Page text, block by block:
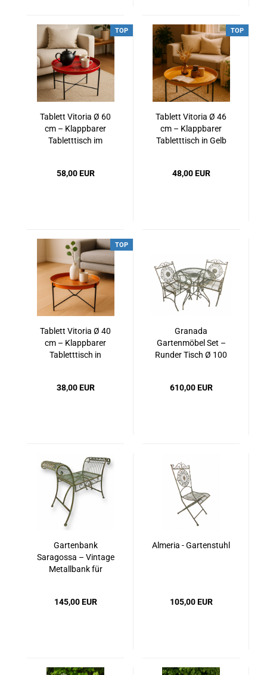
TOP
Tablett Vitoria Ø 60
cm – Klappbarer
Tabletttisch im
58,00 EUR
TOP
Tablett Vitoria Ø 46
cm – Klappbarer
Tabletttisch in Gelb
48,00 EUR
TOP
Tablett Vitoria Ø 40
cm – Klappbarer
Tabletttisch in
38,00 EUR
Granada
Gartenmöbel Set –
Runder Tisch Ø 100
Landhausstil
610,00 EUR
Gartenbank
Saragossa – Vintage
Metallbank für
145,00 EUR
Almeria - Gartenstuhl
105,00 EUR